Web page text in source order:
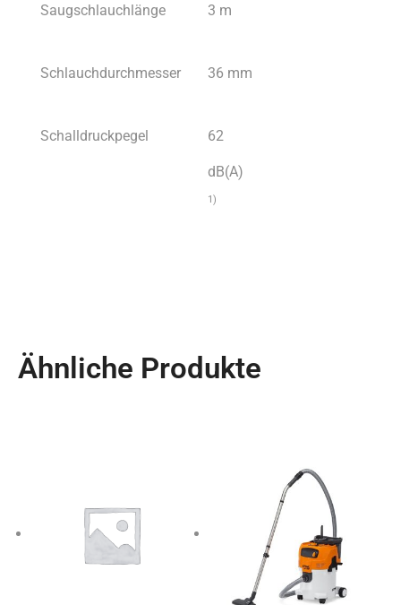
Saugschlauchlänge 3 m
Schlauchdurchmesser 36 mm
Schalldruckpegel 62
dB(A)
1)
Ähnliche Produkte